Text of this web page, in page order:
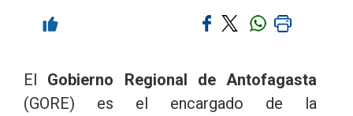
El Gobierno Regional de Antofagasta
(GORE) es el encargado de la